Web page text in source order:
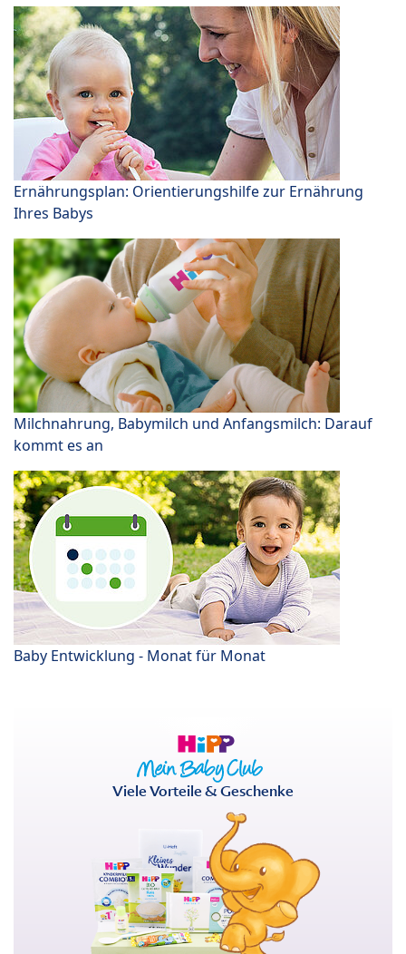
Ernährungsplan: Orientierungshilfe zur Ernährung
Ihres Babys
Milchnahrung, Babymilch und Anfangsmilch: Darauf
kommt es an
Baby Entwicklung - Monat für Monat
Viele Vorteile & Geschenke